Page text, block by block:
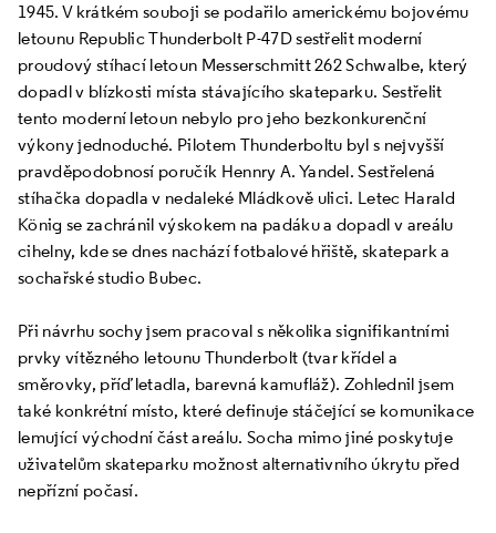
1945. V krátkém souboji se podařilo americkému bojovému
letounu Republic Thunderbolt P-47D sestřelit moderní
proudový stíhací letoun Messerschmitt 262 Schwalbe, který
dopadl v blízkosti místa stávajícího skateparku. Sestřelit
tento moderní letoun nebylo pro jeho bezkonkurenční
výkony jednoduché. Pilotem Thunderboltu byl s nejvyšší
pravděpodobnosí poručík Hennry A. Yandel. Sestřelená
stíhačka dopadla v nedaleké Mládkově ulici. Letec Harald
König se zachránil výskokem na padáku a dopadl v areálu
cihelny, kde se dnes nachází fotbalové hřiště, skatepark a
sochařské studio Bubec.
Při návrhu sochy jsem pracoval s několika signifikantními
prvky vítězného letounu Thunderbolt (tvar křídel a
směrovky, příď letadla, barevná kamufláž). Zohlednil jsem
také konkrétní místo, které definuje stáčející se komunikace
lemující východní část areálu. Socha mimo jiné poskytuje
uživatelům skateparku možnost alternativního úkrytu před
nepřízní počasí.